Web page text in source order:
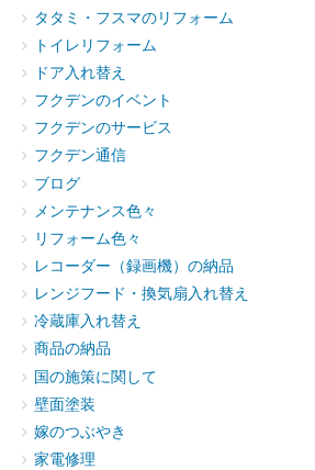
タタミ・フスマのリフォーム
トイレリフォーム
ドア入れ替え
フクデンのイベント
フクデンのサービス
フクデン通信
ブログ
メンテナンス色々
リフォーム色々
レコーダー（録画機）の納品
レンジフード・換気扇入れ替え
冷蔵庫入れ替え
商品の納品
国の施策に関して
壁面塗装
嫁のつぶやき
家電修理